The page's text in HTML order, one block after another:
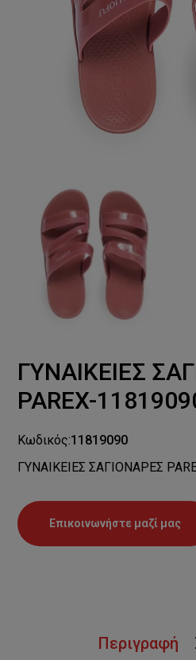
ΓΥΝΑΙΚΕΙΕΣ
PAREX-
Κωδικός:11819090
ΓΥΝΑΙΚΕΙΕΣ ΣΑΓΙΟΝΑΡΕΣ
Επικοινωνήστε μαζί μας
Περιγραφή